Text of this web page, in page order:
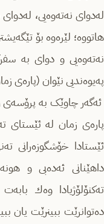
لەدوای نەتەوەیی،
هاتووە؛ لێرەوە بۆ
نەتەوەیی و دوای بە
پەیوەندیی نێوان (پارەی
ئەگەر چاوێک بە پرۆسەی
پارەی زمان لە ئێستای
ئێستادا خۆشگوزەرانی
داهێنانی ئەدەبی و
تەكنۆلۆژیادا وەك
دەتوانرێت ببینرێت یان